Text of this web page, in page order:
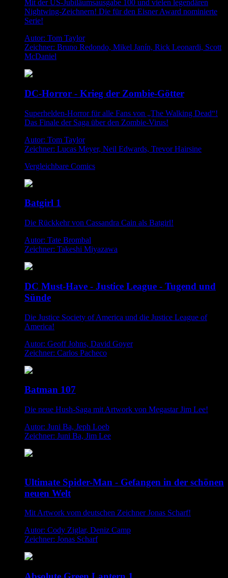
Mit der US-Jubiläumsausgabe 100 und vielen legendären
Nightwing-Zeichnern! Die für den Eisner Award nominierte
Serie!
Autor: Tom Taylor
Zeichner: Bruno Redondo, Mikel Janín, Rick Leonardi, Scott
McDaniel
DC-Horror - Krieg der Zombie-Götter
Superhelden-Horror für alle Fans von „The Walking Dead“!
Das Finale der Saga über den Zombie-Virus!
Autor: Tom Taylor
Zeichner: Lucas Meyer, Neil Edwards, Trevor Hairsine
Vergleichbare Comics
Batgirl 1
Die Rückkehr von Cassandra Cain als Batgirl!
Autor: Tate Brombal
Zeichner: Takeshi Miyazawa
DC Must-Have - Justice League - Tugend und
Sünde
Die Justice Society of America und die Justice League of
America!
Autor: Geoff Johns, David Goyer
Zeichner: Carlos Pacheco
Batman 107
Die neue Hush-Saga mit Artwork von Megastar Jim Lee!
Autor: Juni Ba, Jeph Loeb
Zeichner: Juni Ba, Jim Lee
Ultimate Spider-Man - Gefangen in der schönen
neuen Welt
Mit Artwork vom deutschen Zeichner Jonas Scharf!
Autor: Cody Ziglar, Deniz Camp
Zeichner: Jonas Scharf